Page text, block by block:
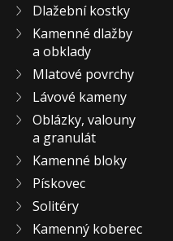
ZAKÁZKY NA MÍRU
VÝPRODEJ
BLOG
KONTAKT
Dlažební kostky
Kamenné dlažby
a obklady
Mlatové povrchy
Lávové kameny
Oblázky, valouny
a granulát
Kamenné bloky
Pískovec
Solitéry
Kamenný koberec